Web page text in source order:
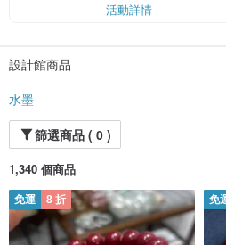
[ 最優質的硃砂產地 ]
國三分之一的硃砂礦，是我國乃至世界重要
富，品質特佳，顏色鮮紅，顆粒碩大並伴有圍
活動詳情
設計館商品
水墨
篩選商品 ( 0 )
1,340 個商品
免運 8 折 免